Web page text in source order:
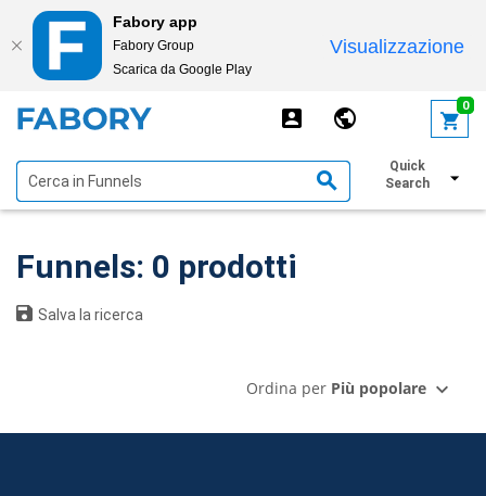
Fabory app
Fabory Group
Scarica da Google Play
Visualizzazione
0
Quick
Search
Funnels: 0 prodotti
Salva la ricerca
Ordina per Più popolare